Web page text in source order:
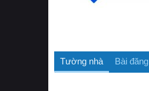
Tường nhà Bài đăng